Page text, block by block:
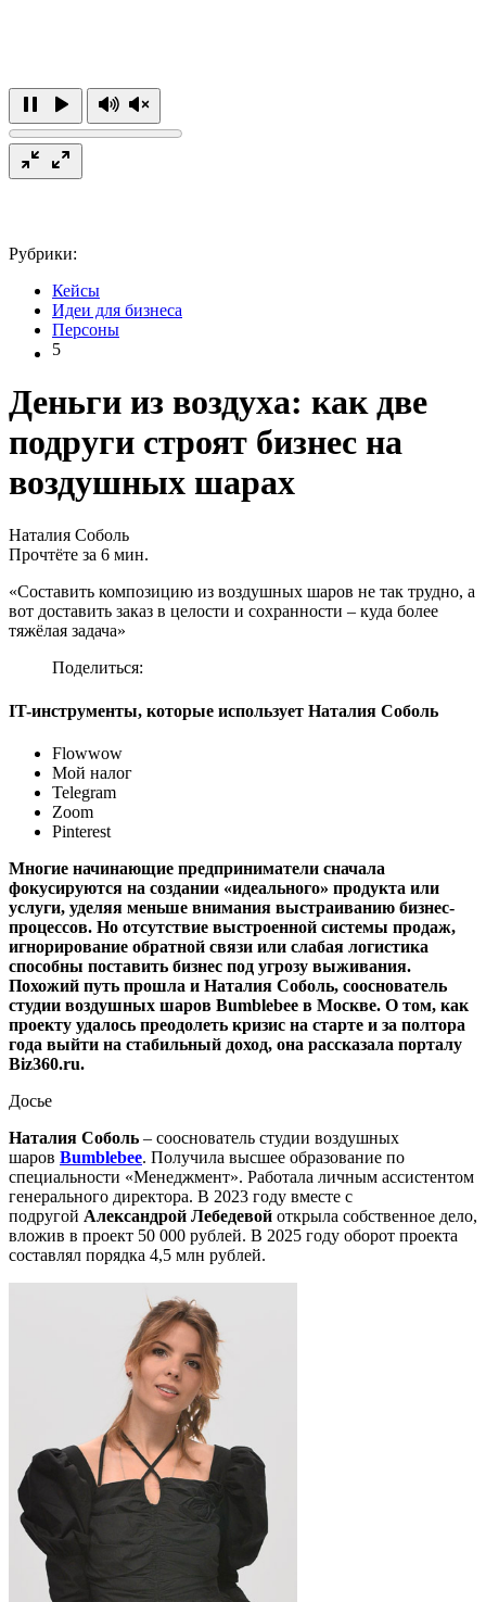
Рубрики:
Кейсы
Идеи для бизнеса
Персоны
5
Деньги из воздуха: как две
подруги строят бизнес на
воздушных шарах
Наталия Соболь
Прочтёте за 6 мин.
«Составить композицию из воздушных шаров не так трудно, а
вот доставить заказ в целости и сохранности – куда более
тяжёлая задача»
Поделиться:
IT-инструменты, которые использует Наталия Соболь
Flowwow
Мой налог
Telegram
Zoom
Pinterest
Многие начинающие предприниматели сначала
фокусируются на создании «идеального» продукта или
услуги, уделяя меньше внимания выстраиванию бизнес-
процессов. Но отсутствие выстроенной системы продаж,
игнорирование обратной связи или слабая логистика
способны поставить бизнес под угрозу выживания.
Похожий путь прошла и Наталия Соболь, сооснователь
студии воздушных шаров Bumblebee в Москве. О том, как
проекту удалось преодолеть кризис на старте и за полтора
года выйти на стабильный доход, она рассказала порталу
Biz360.ru.
Досье
Наталия Соболь – сооснователь студии воздушных
шаров Bumblebee. Получила высшее образование по
специальности «Менеджмент». Работала личным ассистентом
генерального директора. В 2023 году вместе с
подругой Александрой Лебедевой открыла собственное дело,
вложив в проект 50 000 рублей. В 2025 году оборот проекта
составлял порядка 4,5 млн рублей.